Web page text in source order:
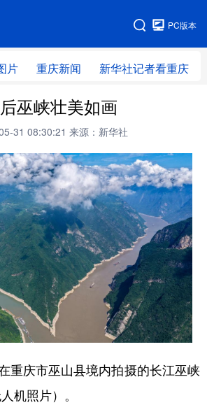
PC版本
片 重庆新闻 新华社记者看重庆
网站地图
巫峡壮美如画
31 08:30:21 来源：新华社
庆市巫山县境内拍摄的长江巫峡
机照片）。